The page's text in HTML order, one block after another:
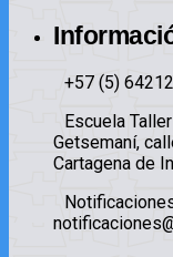
+57 (5)
Escuela
Getsemaní,
Cartagena de